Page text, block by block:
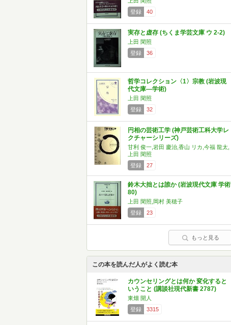
登録
40
実存と虚存 (ちくま学芸文庫 ウ 2-2)
上田 閑照
登録
36
哲学コレクション〈1〉宗教 (岩波現
代文庫―学術)
上田 閑照
登録
32
円相の芸術工学 (神戸芸術工科大学レ
クチャーシリーズ)
甘利 俊一,岩田 慶治,香山 リカ,今福 龍太,
上田 閑照
登録
27
鈴木大拙とは誰か (岩波現代文庫 学術
80)
上田 閑照,岡村 美穂子
登録
23
もっと見る
この本を読んだ人がよく読む本
カウンセリングとは何か 変化すると
いうこと (講談社現代新書 2787)
東畑 開人
登録
3315